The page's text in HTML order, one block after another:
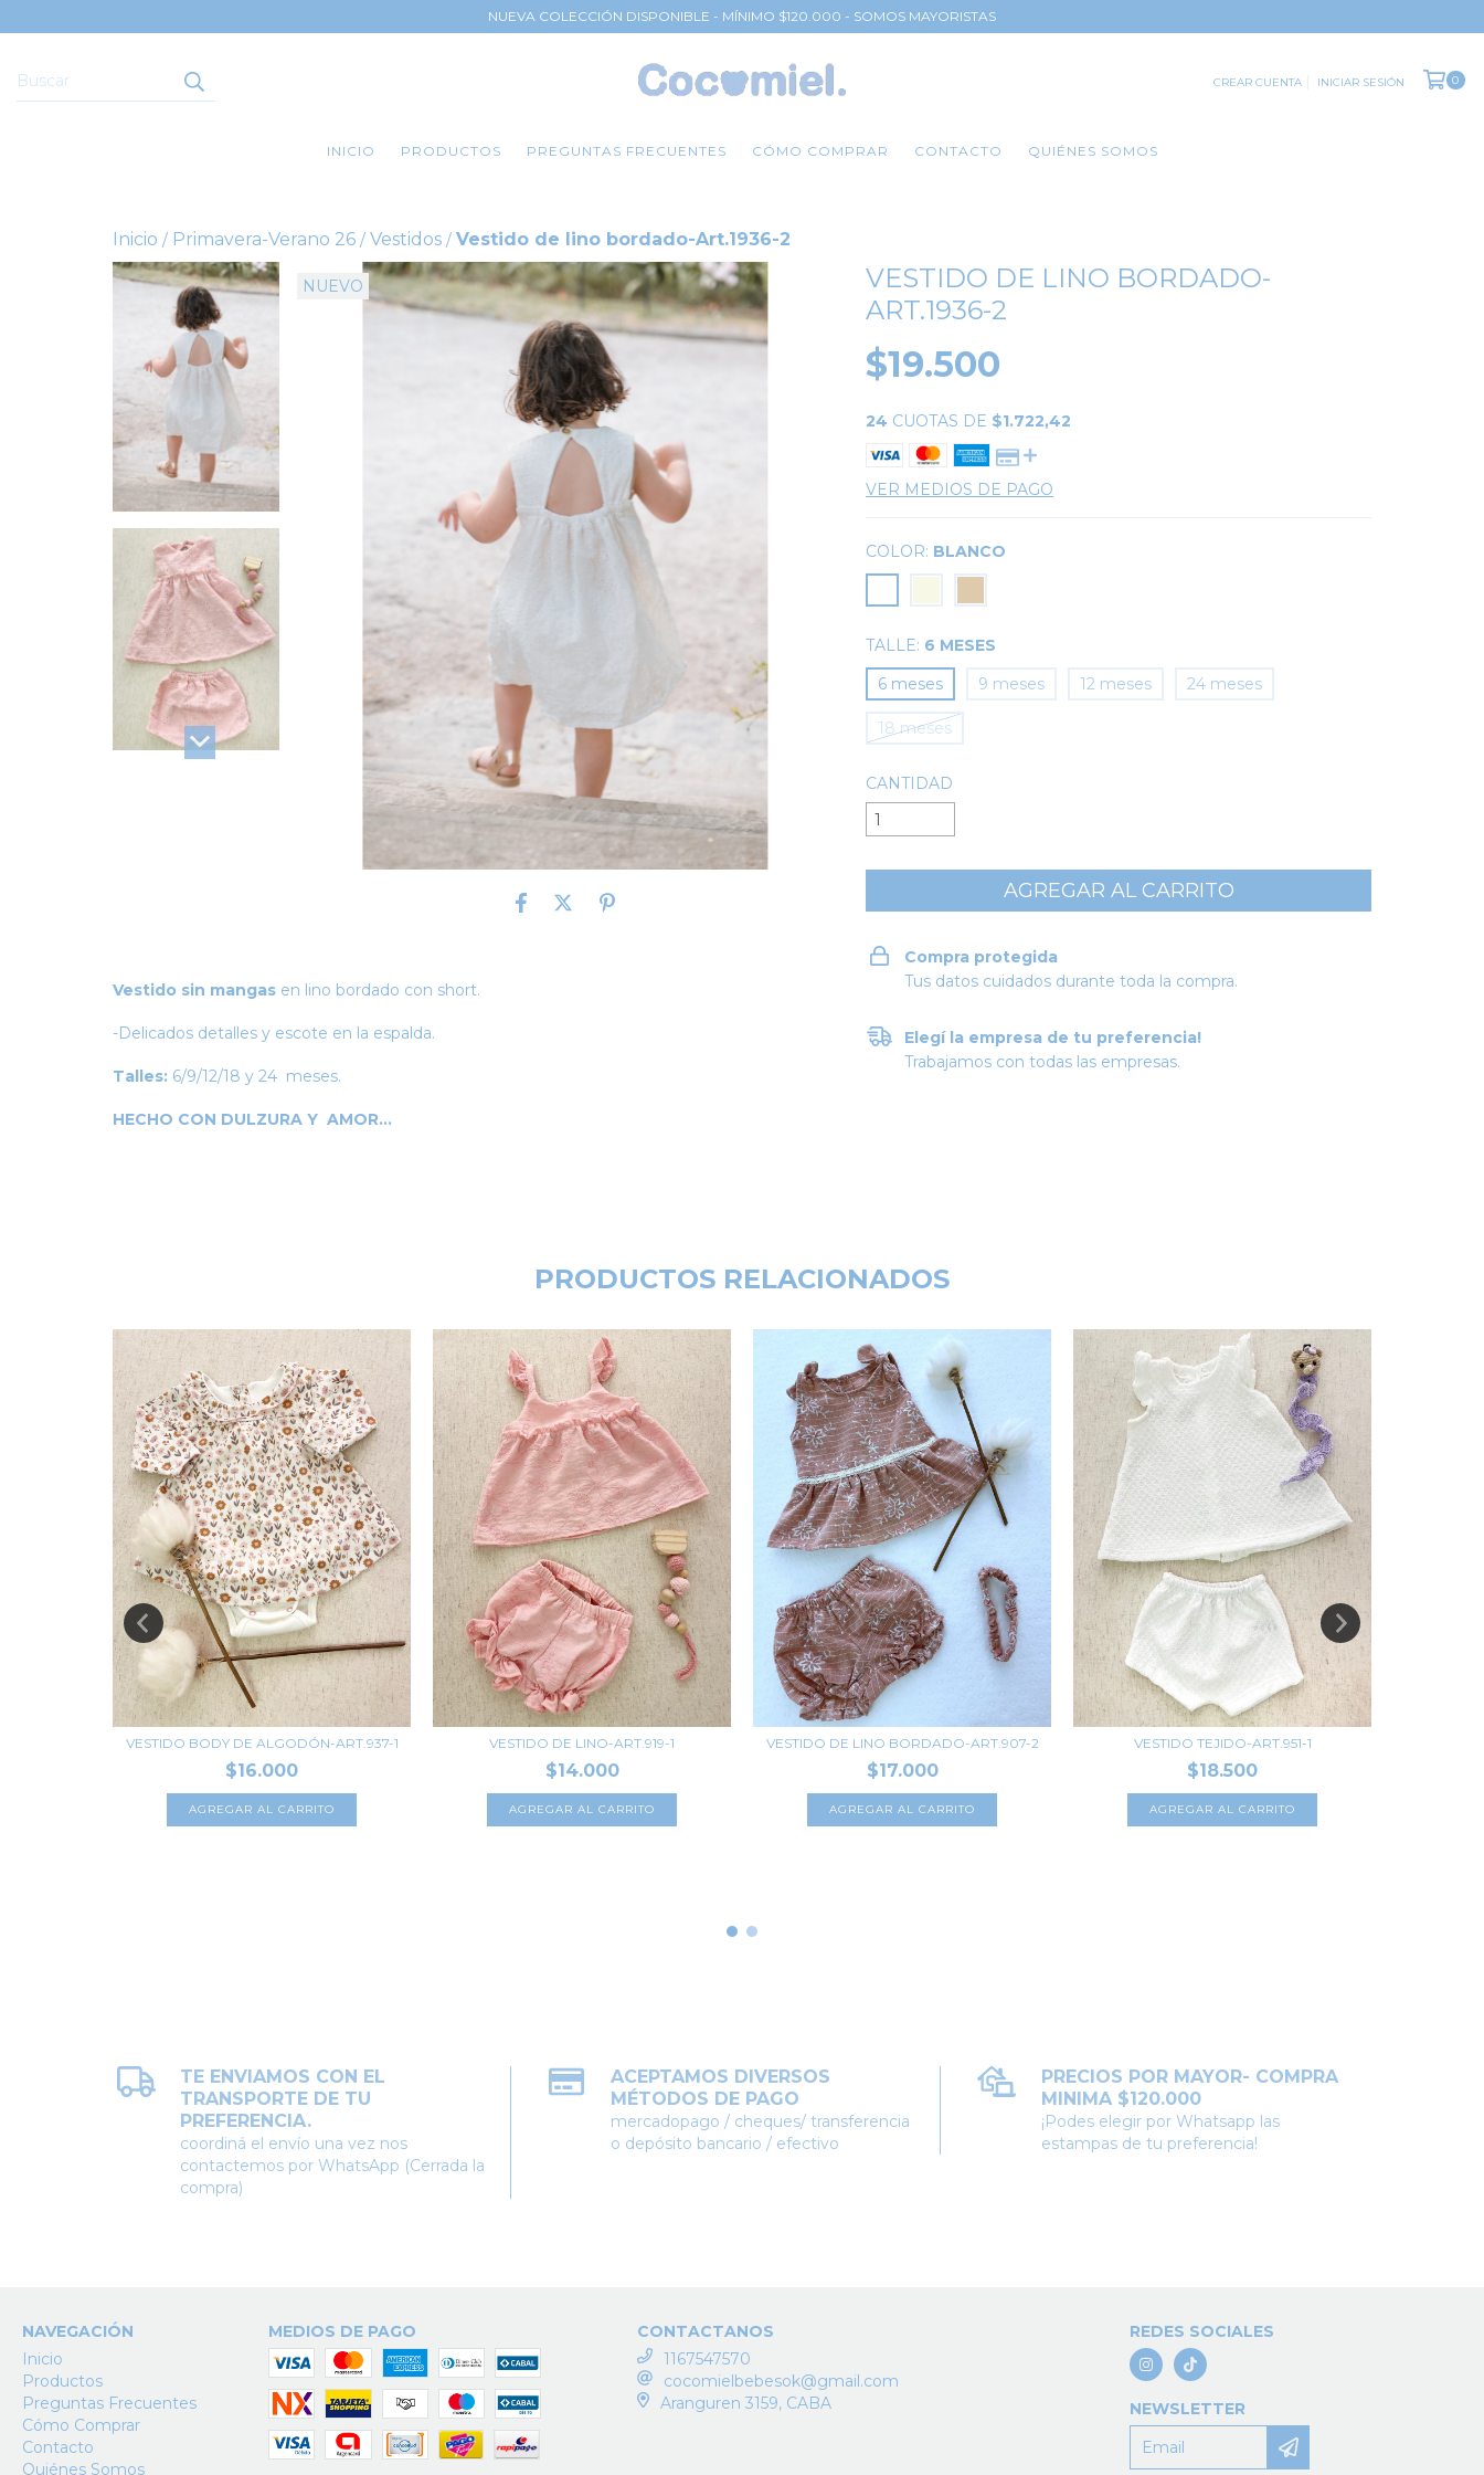
NUEVA COLECCIÓN DISPONIBLE - MÍNIMO $120.000 - SOMOS MAYORISTAS
CREAR CUENTA INICIAR SESIÓN 0
INICIO PRODUCTOS PREGUNTAS FRECUENTES CÓMO COMPRAR CONTACTO QUIÉNES SOMOS
Inicio / Primavera-Verano 26 / Vestidos / Vestido de lino bordado-Art.1936-2
NUEVO
Vestido sin mangas en lino bordado con short.
-Delicados detalles y escote en la espalda.
Talles: 6/9/12/18 y 24 meses.
HECHO CON DULZURA Y AMOR...
VESTIDO DE LINO BORDADO-
ART.1936-2
$19.500
24 CUOTAS DE $1.722,42
VER MEDIOS DE PAGO
COLOR: BLANCO
TALLE: 6 MESES
6 meses
9 meses 12 meses 24 meses
18 meses
CANTIDAD
Compra protegida
Tus datos cuidados durante toda la compra.
Elegí la empresa de tu preferencia!
Trabajamos con todas las empresas.
PRODUCTOS RELACIONADOS
VESTIDO BODY DE ALGODÓN-ART.937-1
$16.000
AGREGAR AL CARRITO
VESTIDO DE LINO-ART.919-1
$14.000
AGREGAR AL CARRITO
VESTIDO DE LINO BORDADO-ART.907-2
$17.000
AGREGAR AL CARRITO
VESTIDO TEJIDO-ART.951-1
$18.500
AGREGAR AL CARRITO
TE ENVIAMOS CON EL
TRANSPORTE DE TU
PREFERENCIA.
coordiná el envío una vez nos
contactemos por WhatsApp (Cerrada la
compra)
ACEPTAMOS DIVERSOS
MÉTODOS DE PAGO
mercadopago / cheques/ transferencia
o depósito bancario / efectivo
PRECIOS POR MAYOR- COMPRA
MINIMA $120.000
¡Podes elegir por Whatsapp las
estampas de tu preferencia!
NAVEGACIÓN
Inicio
Productos
Preguntas Frecuentes
Cómo Comprar
Contacto
Quiénes Somos
MEDIOS DE PAGO
CONTACTANOS
1167547570
cocomielbebesok@gmail.com
Aranguren 3159, CABA
REDES SOCIALES
NEWSLETTER